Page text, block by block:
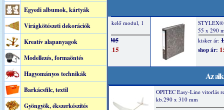
Egyedi albumok, kártyák
Virágkötészeti dekorációk
Kreatív alapanyagok
Modellezés, formaöntés
Hagyományos technikák
Barkácsfilc, textil
Gyöngyök, ékszerkészítés
Az
OPITEC Easy-Line vitorlás
kb.290 x 310 mm